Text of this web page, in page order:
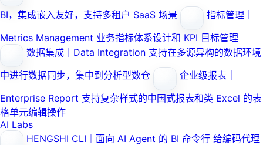
BI，集成嵌入友好，支持多租户 SaaS 场景
指标管理｜
Metrics Management 业务指标体系设计和 KPI 目标管理
数据集成｜Data Integration 支持在多源异构的数据环境
中进行数据同步，集中到分析型数仓
企业级报表｜
Enterprise Report 支持复杂样式的中国式报表和类 Excel 的表
格单元编辑操作
AI Labs
HENGSHI CLI｜面向 AI Agent 的 BI 命令行 给编码代理